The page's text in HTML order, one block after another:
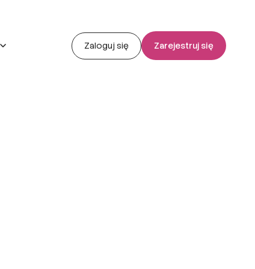
Zaloguj się Zarejestruj się